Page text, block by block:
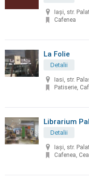
Iași, str.
Cafenea
La Folie
Detalii
Iasi, str.
Patiserie,
Librarium
Detalii
Iaşi, str.
Cafenea,